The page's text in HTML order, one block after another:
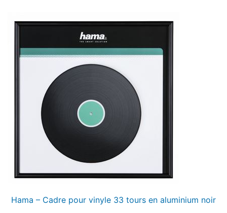
Hama – Cadre pour vinyle 33 tours en aluminium noir